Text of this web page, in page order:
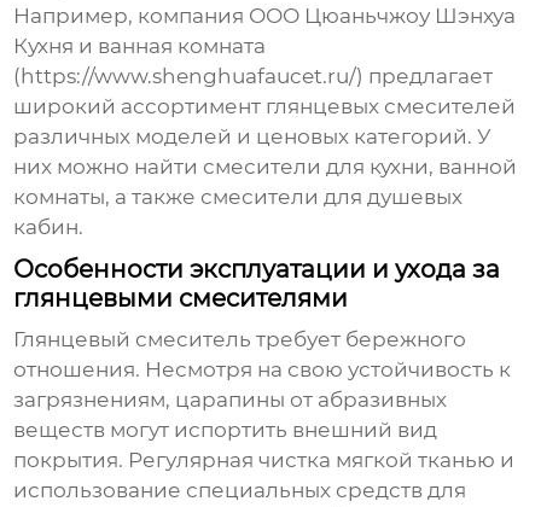
Например, компания ООО Цюаньчжоу Шэнхуа
Кухня и ванная комната
(https://www.shenghuafaucet.ru/) предлагает
широкий ассортимент глянцевых смесителей
различных моделей и ценовых категорий. У
них можно найти смесители для кухни, ванной
комнаты, а также смесители для душевых
кабин.
Особенности эксплуатации и ухода за
глянцевыми смесителями
Глянцевый смеситель требует бережного
отношения. Несмотря на свою устойчивость к
загрязнениям, царапины от абразивных
веществ могут испортить внешний вид
покрытия. Регулярная чистка мягкой тканью и
использование специальных средств для